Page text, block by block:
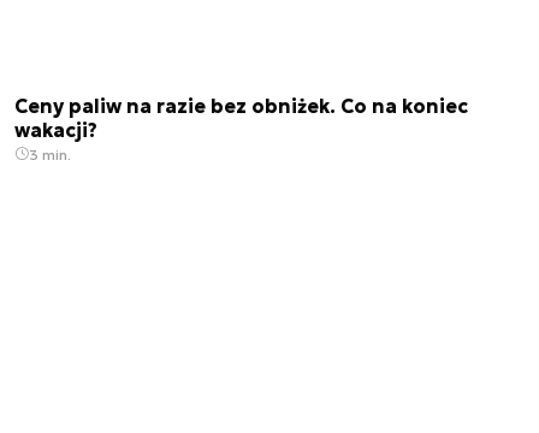
Ceny paliw na razie bez obniżek. Co na koniec
wakacji?
3 min.